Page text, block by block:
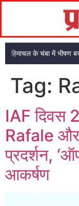
हिमाचल के चंबा में भीषण
Tag:
IAF दिवस
Rafale
प्रदर्शन,
आकर्षण